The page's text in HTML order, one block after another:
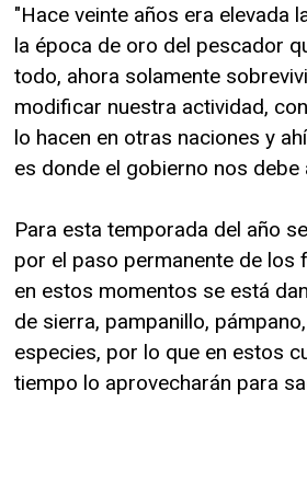
"Hace veinte años era elevada
la época de oro del pescador
todo, ahora solamente
modificar nuestra actividad,
lo hacen en otras naciones y
es donde el gobierno nos debe
Para esta temporada del año
por el paso permanente de los
en estos momentos se está
de sierra, pampanillo,
especies, por lo que en estos
tiempo lo aprovecharán para